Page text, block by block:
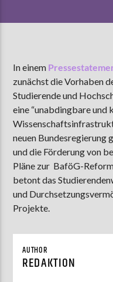
MOEBIUS
12:00 18:00
ZU HÖREN INMünster
In einem
zunächst die Vorhaben
Studierende und
eine “unabdingbare und
neuen Bundesregierung
und die Förderung von
Pläne zur BaföG-
betont das
und
Projekte.
AUTHOR
REDAKTION